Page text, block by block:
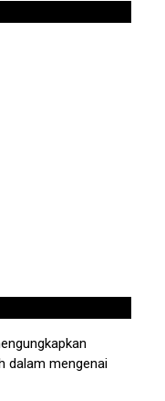
dalam mengenai